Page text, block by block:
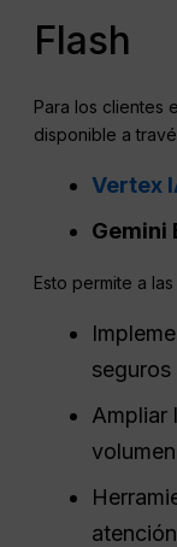
Flash
Para los clientes
disponible a
Vertex
Gemini
Esto permite a
Ampliar